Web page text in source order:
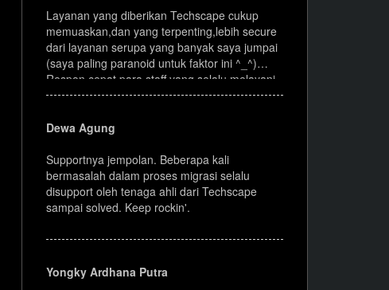
.football
.futbol
.lawyer
.photography
Bidang Usaha
.agency
.associates
.audio
.bar
.beer
.best
.bingo
.bio
.build
Layanan yang diberikan Techscape cukup
memuaskan,dan yang terpenting,lebih secure
dari layanan serupa yang banyak saya jumpai
(saya paling paranoid untuk faktor ini ^_^)
Respon cepat para staff yang selalu melayani
dengan ramah, dipadukan dengan fasilitas
terbaik dibidangnya. Arigato gozaimasu.
Dewa Agung
Supportnya jempolan. Beberapa kali
bermasalah dalam proses migrasi selalu
disupport oleh tenaga ahli dari Techscape
sampai solved. Keep rockin'.
Yongky Ardhana Putra